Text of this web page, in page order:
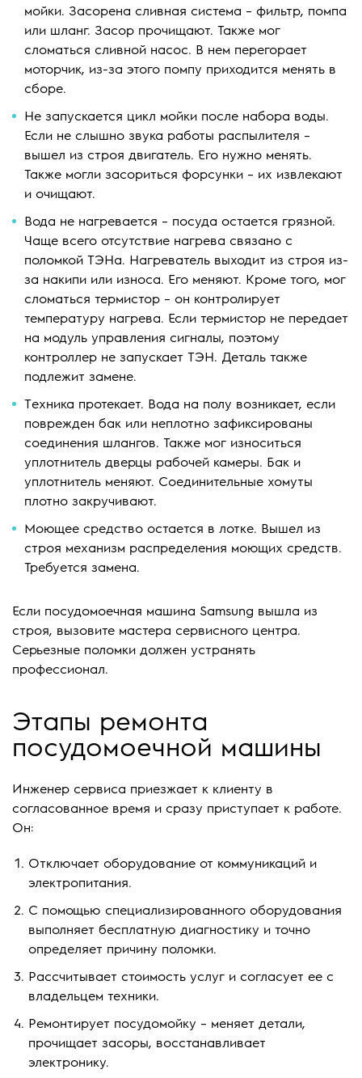
мойки. Засорена сливная система – фильтр, помпа
или шланг. Засор прочищают. Также мог
сломаться сливной насос. В нем перегорает
моторчик, из-за этого помпу приходится менять в
сборе.
Не запускается цикл мойки после набора воды.
Если не слышно звука работы распылителя –
вышел из строя двигатель. Его нужно менять.
Также могли засориться форсунки – их извлекают
и очищают.
Вода не нагревается – посуда остается грязной.
Чаще всего отсутствие нагрева связано с
поломкой ТЭНа. Нагреватель выходит из строя из-
за накипи или износа. Его меняют. Кроме того, мог
сломаться термистор – он контролирует
температуру нагрева. Если термистор не передает
на модуль управления сигналы, поэтому
контроллер не запускает ТЭН. Деталь также
подлежит замене.
Техника протекает. Вода на полу возникает, если
поврежден бак или неплотно зафиксированы
соединения шлангов. Также мог износиться
уплотнитель дверцы рабочей камеры. Бак и
уплотнитель меняют. Соединительные хомуты
плотно закручивают.
Моющее средство остается в лотке. Вышел из
строя механизм распределения моющих средств.
Требуется замена.
Если посудомоечная машина Samsung вышла из
строя, вызовите мастера сервисного центра.
Серьезные поломки должен устранять
профессионал.
Этапы ремонта
посудомоечной машины
Инженер сервиса приезжает к клиенту в
согласованное время и сразу приступает к работе.
Он:
Отключает оборудование от коммуникаций и
электропитания.
С помощью специализированного оборудования
выполняет бесплатную диагностику и точно
определяет причину поломки.
Рассчитывает стоимость услуг и согласует ее с
владельцем техники.
Ремонтирует посудомойку – меняет детали,
прочищает засоры, восстанавливает
электронику.